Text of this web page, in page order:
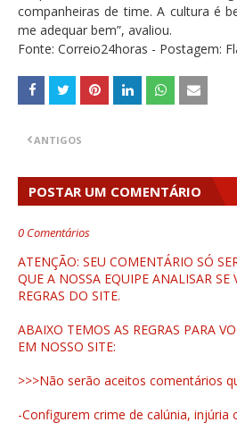
companheiras de time. A cultura é
me adequar bem”, avaliou.
Fonte: Correio24horas - Postagem:
ANTIGOS
POSTAR UM COMENTÁRIO
0 Comentários
ATENÇÃO: SEU COMENTÁRIO SÓ
QUE A NOSSA EQUIPE ANALISAR SE
REGRAS DO SITE.
ABAIXO TEMOS AS REGRAS PARA
EM NOSSO SITE:
>>>Não serão aceitos comentários
-Configurem crime de calúnia, injúria